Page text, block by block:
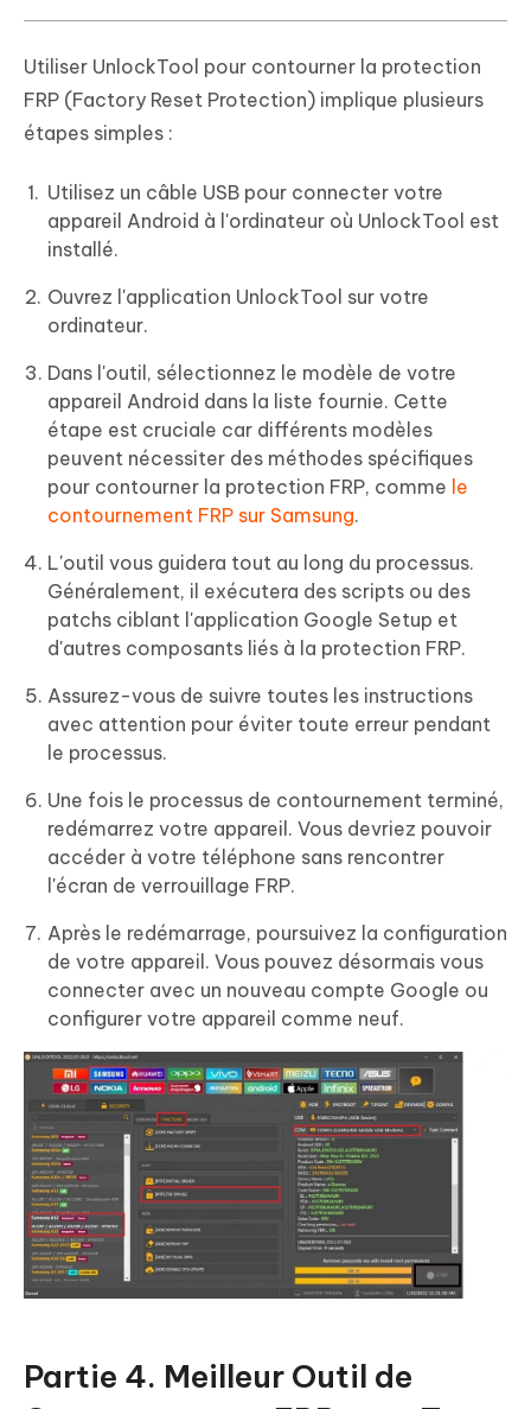
Utiliser UnlockTool pour contourner la protection
FRP (Factory Reset Protection) implique plusieurs
étapes simples :
Utilisez un câble USB pour connecter votre
appareil Android à l'ordinateur où UnlockTool est
installé.
Ouvrez l'application UnlockTool sur votre
ordinateur.
Dans l'outil, sélectionnez le modèle de votre
appareil Android dans la liste fournie. Cette
étape est cruciale car différents modèles
peuvent nécessiter des méthodes spécifiques
pour contourner la protection FRP, comme le
contournement FRP sur Samsung.
L'outil vous guidera tout au long du processus.
Généralement, il exécutera des scripts ou des
patchs ciblant l'application Google Setup et
d'autres composants liés à la protection FRP.
Assurez-vous de suivre toutes les instructions
avec attention pour éviter toute erreur pendant
le processus.
Une fois le processus de contournement terminé,
redémarrez votre appareil. Vous devriez pouvoir
accéder à votre téléphone sans rencontrer
l'écran de verrouillage FRP.
Après le redémarrage, poursuivez la configuration
de votre appareil. Vous pouvez désormais vous
connecter avec un nouveau compte Google ou
configurer votre appareil comme neuf.
Partie 4. Meilleur Outil de